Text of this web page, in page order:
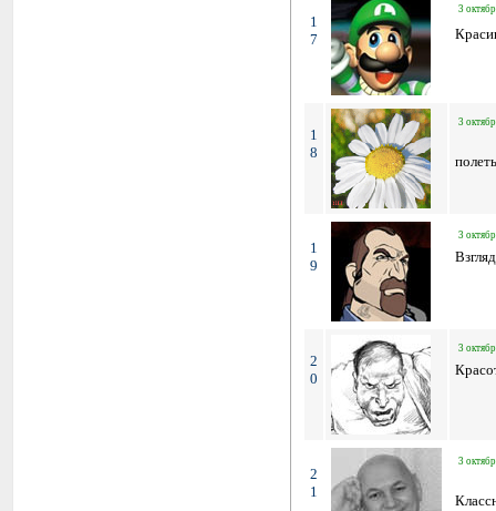
1
7
3
1
8
3
1
9
3
2
0
3
2
1
3